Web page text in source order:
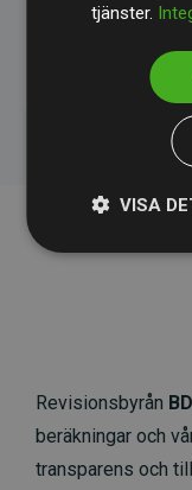
initiativet
Revisionsbyrån
beräkningar och
transparens och
tjänster.
VISA